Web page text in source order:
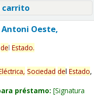
carrito
Oeste,
del Estado.
Sociedad del Estado,
préstamo: Signatura